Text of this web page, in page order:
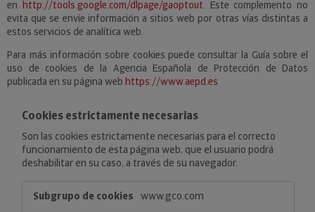
en http://tools.google.com/dlpage/gaoptout. Este complemento no
evita que se envíe información a sitios web por otras vías distintas a
estos servicios de analítica web.
Para más información sobre cookies puede consultar la Guía sobre el
uso de cookies de la Agencia Española de Protección de Datos
publicada en su página web https://www.aepd.es
Cookies estrictamente necesarias
Son las cookies estrictamente necesarias para el correcto
funcionamiento de esta página web, que el usuario podrá
deshabilitar en su caso, a través de su navegador.
estrictamente
www.gco.com